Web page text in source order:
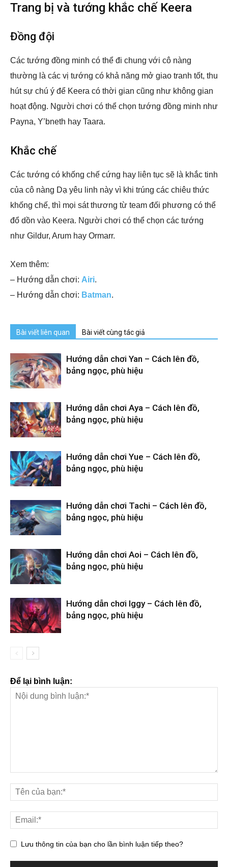
Trang bị và tướng khắc chế Keera
Đồng đội
Các tướng đồng minh có thể đi chung với cô nàng
thường là các vị tướng có khả năng mở giao tranh tốt, thu
hút sự chú ý để Keera có thời gian cũng như không gian
hoạt động. Người chơi có thể chọn tướng đồng minh như
Payna, Y’bneth hay Taara.
Khắc chế
Các tướng có khống chế cứng hay liên tục sẽ là khắc tinh
của cô nàng Dạ yêu linh này vì khi trúng các chiêu thức
khống chế, thì mọi sát thương từ team đối phương có thể
đổ dồn vào Keera. Người chơi có thể chọn các tướng
như Gildur, Arum hay Ormarr.
Xem thêm:
– Hướng dẫn chơi: Airi.
– Hướng dẫn chơi: Batman.
Bài viết liên quan Bài viết cùng tác giả
Hướng dẫn chơi Yan – Cách lên đồ,
bảng ngọc, phù hiệu
Hướng dẫn chơi Aya – Cách lên đồ,
bảng ngọc, phù hiệu
Hướng dẫn chơi Yue – Cách lên đồ,
bảng ngọc, phù hiệu
Hướng dẫn chơi Tachi – Cách lên đồ,
bảng ngọc, phù hiệu
Hướng dẫn chơi Aoi – Cách lên đồ,
bảng ngọc, phù hiệu
Hướng dẫn chơi Iggy – Cách lên đồ,
bảng ngọc, phù hiệu
Để lại bình luận:
Lưu thông tin của bạn cho lần bình luận tiếp theo?